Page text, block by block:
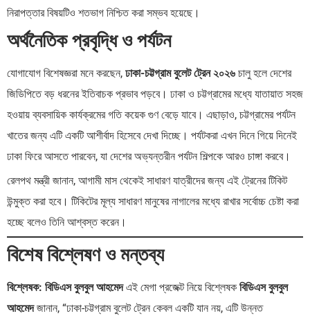
নিরাপত্তার বিষয়টিও শতভাগ নিশ্চিত করা সম্ভব হয়েছে।
অর্থনৈতিক প্রবৃদ্ধি ও পর্যটন
যোগাযোগ বিশেষজ্ঞরা মনে করছেন, ঢাকা-চট্টগ্রাম বুলেট ট্রেন ২০২৬ চালু হলে দেশের
জিডিপিতে বড় ধরনের ইতিবাচক প্রভাব পড়বে। ঢাকা ও চট্টগ্রামের মধ্যে যাতায়াত সহজ
হওয়ায় ব্যবসায়িক কার্যক্রমের গতি কয়েক গুণ বেড়ে যাবে। এছাড়াও, চট্টগ্রামের পর্যটন
খাতের জন্য এটি একটি আশীর্বাদ হিসেবে দেখা দিচ্ছে। পর্যটকরা এখন দিনে গিয়ে দিনেই
ঢাকা ফিরে আসতে পারবেন, যা দেশের অভ্যন্তরীন পর্যটন শিল্পকে আরও চাঙ্গা করবে।
রেলপথ মন্ত্রী জানান, আগামী মাস থেকেই সাধারণ যাত্রীদের জন্য এই ট্রেনের টিকিট
উন্মুক্ত করা হবে। টিকিটের মূল্য সাধারণ মানুষের নাগালের মধ্যে রাখার সর্বোচ্চ চেষ্টা করা
হচ্ছে বলেও তিনি আশ্বস্ত করেন।
বিশেষ বিশ্লেষণ ও মন্তব্য
বিশ্লেষক: বিডিএস বুলবুল আহমেদএই মেগা প্রজেক্ট নিয়ে বিশ্লেষক বিডিএস বুলবুল
আহমেদজানান, “ঢাকা-চট্টগ্রাম বুলেট ট্রেন কেবল একটি যান নয়, এটি উন্নত